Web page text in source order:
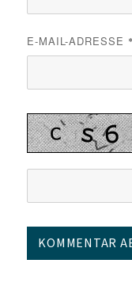
E-MAIL-ADRESSE *